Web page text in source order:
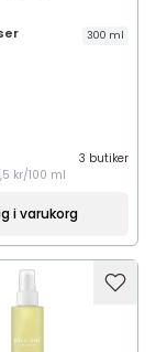
300 ml
3 butiker
kr/100 ml
i varukorg